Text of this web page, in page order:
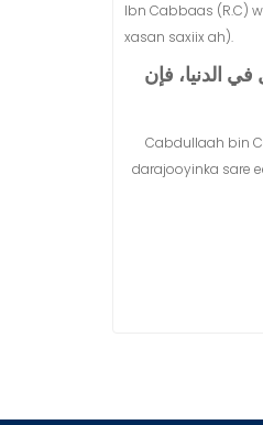
Ibn Cabbaas (R.C)
xasan saxiix ah).
الدنيا، فإن
Cabdullaah bin
darajooyinka sare